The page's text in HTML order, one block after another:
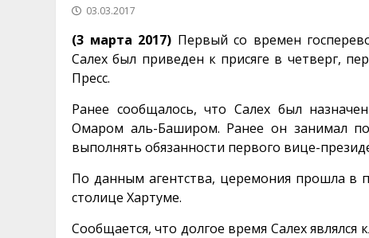
03.03.2017
(3 марта 2017) Первый со времен
Салех был приведен к присяге в четверг,
Пресс.
Ранее сообщалось, что Салех был
Омаром аль-Баширом. Ранее он занимал
выполнять обязанности первого вице-
По данным агентства, церемония прошла в
столице Хартуме.
Сообщается, что долгое время Салех